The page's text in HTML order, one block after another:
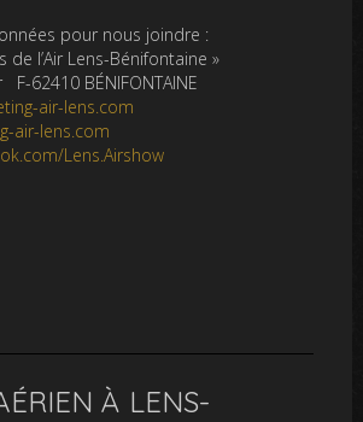
pour nous joindre :
de l’Air Lens-Bénifontaine »
62410 BÉNIFONTAINE
air-lens.com
air-lens.com
Lens.Airshow
À LENS-